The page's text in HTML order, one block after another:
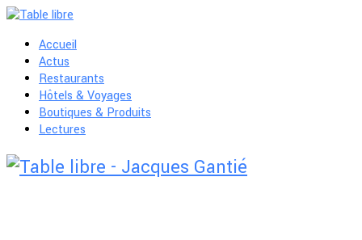
Accueil
Actus
Restaurants
Hôtels & Voyages
Boutiques & Produits
Lectures